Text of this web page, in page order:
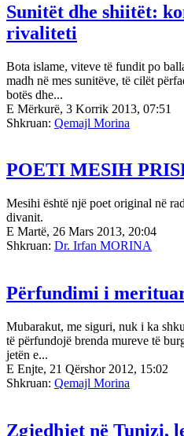
Sunitët dhe shiitët:
rivaliteti
Bota islame, viteve të fundit po
madh në mes sunitëve, të cilët
botës dhe...
E Mërkurë, 3 Korrik 2013, 07:51
Shkruan: Qemajl Morina
POETI MESIH
Mesihi është një poet original në
divanit.
E Martë, 26 Mars 2013, 20:04
Shkruan: Dr. Irfan MORINA
Përfundimi i
Mubarakut, me siguri, nuk i ka
të përfundojë brenda mureve të
jetën e...
E Enjte, 21 Qërshor 2012, 15:02
Shkruan: Qemajl Morina
Zgjedhjet në Tunizi,